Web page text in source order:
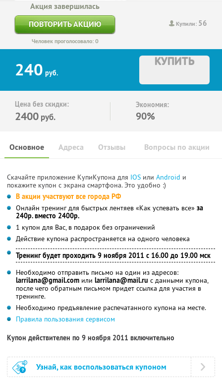
Купили: 56
Акция завершилась
ПОВТОРИТЬ АКЦИЮ
Человек проголосовало: 0
240 руб.
КУПИТЬ
Цена без скидки:
2400 руб.
Экономия:
90%
Основное Отзывы Вопросы по акции
Адреса
Скачайте приложение КупиКупона для IOS или Android и
покажите купон с экрана смартфона. Это удобно :)
В акции участвуют все города РФ
Онлайн тренинг для быстрых лентяев «Как успевать все» за
240р. вместо 2400р.
1 купон для Вас, в подарок без ограничений
Действие купона распространяется на одного человека
Тренинг будет проходить 9 ноября 2011 с 16.00 до 19.00 мск
Необходимо отправить письмо на один из адресов:
larrilana@gmail.com или larrilana@mail.ru с данными купона,
после чего обратным письмом придет ссылка для участия в
тренинге.
Необходимо предъявление распечатанного купона на месте.
Правила пользования сервисом
Купон действителен по 9 ноября 2011 включительно
Узнай, как воспользоваться купоном